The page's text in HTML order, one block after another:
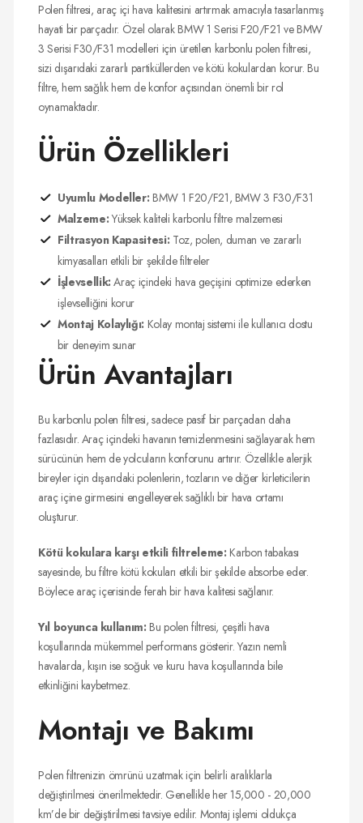
Polen filtresi, araç içi hava kalitesini artırmak amacıyla tasarlanmış
hayati bir parçadır. Özel olarak BMW 1 Serisi F20/F21 ve BMW
3 Serisi F30/F31 modelleri için üretilen karbonlu polen filtresi,
sizi dışarıdaki zararlı partiküllerden ve kötü kokulardan korur. Bu
filtre, hem sağlık hem de konfor açısından önemli bir rol
oynamaktadır.
Ürün Özellikleri
Uyumlu Modeller: BMW 1 F20/F21, BMW 3 F30/F31
Malzeme:Yüksek kaliteli karbonlu filtre malzemesi
Filtrasyon Kapasitesi: Toz, polen, duman ve zararlı
kimyasalları etkili bir şekilde filtreler
İşlevsellik: Araç içindeki hava geçişini optimize ederken
işlevselliğini korur
Montaj Kolaylığı: Kolay montaj sistemi ile kullanıcı dostu
bir deneyim sunar
Ürün Avantajları
Bu karbonlu polen filtresi, sadece pasif bir parçadan daha
fazlasıdır. Araç içindeki havanın temizlenmesini sağlayarak hem
sürücünün hem de yolcuların konforunu artırır. Özellikle alerjik
bireyler için dışarıdaki polenlerin, tozların ve diğer kirleticilerin
araç içine girmesini engelleyerek sağlıklı bir hava ortamı
oluşturur.
Kötü kokulara karşı etkili filtreleme: Karbon tabakası
sayesinde, bu filtre kötü kokuları etkili bir şekilde absorbe eder.
Böylece araç içerisinde ferah bir hava kalitesi sağlanır.
Yıl boyunca kullanım: Bu polen filtresi, çeşitli hava
koşullarında mükemmel performans gösterir. Yazın nemli
havalarda, kışın ise soğuk ve kuru hava koşullarında bile
etkinliğini kaybetmez.
Montajı ve Bakımı
Polen filtrenizin ömrünü uzatmak için belirli aralıklarla
değiştirilmesi önerilmektedir. Genellikle her 15,000 - 20,000
km’de bir değiştirilmesi tavsiye edilir. Montaj işlemi oldukça